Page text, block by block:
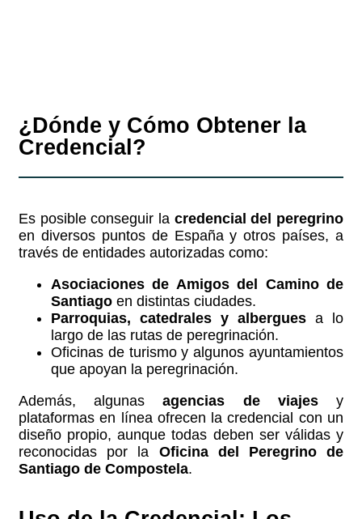
¿Dónde y Cómo Obtener la
Credencial?
Es posible conseguir la credencial del peregrino
en diversos puntos de España y otros países, a
través de entidades autorizadas como:
Asociaciones de Amigos del Camino de
Santiago en distintas ciudades.
Parroquias, catedrales y albergues a lo
largo de las rutas de peregrinación.
Oficinas de turismo y algunos ayuntamientos
que apoyan la peregrinación.
Además, algunasagencias de viajesy
plataformas en línea ofrecen la credencial con un
diseño propio, aunque todas deben ser válidas y
reconocidas por la Oficina del Peregrino de
Santiago de Compostela.